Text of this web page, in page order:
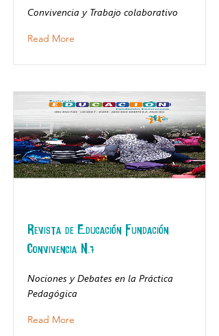
Convivencia y Trabajo colaborativo
Read More
Revista de Educación Fundación
Convivencia N.7
Nociones y Debates en la Práctica
Pedagógica
Read More